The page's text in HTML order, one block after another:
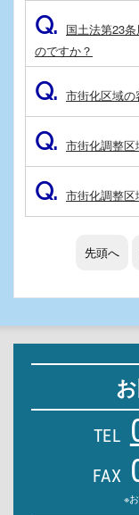
Q. 国土法第23
のですか？
Q. 市街化区域の
Q. 市街化調整区
Q. 市街化調整区
先頭へ
TEL
FAX
※